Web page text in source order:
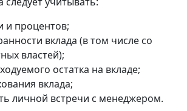
и процентов;
вклада (в том числе со
властей);
остатка на вкладе;
вклада;
личной встречи с менеджером.